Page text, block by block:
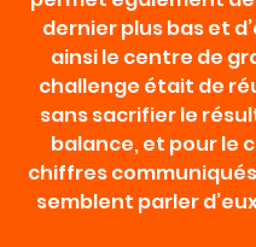
dernier plus bas et
ainsi le centre de
challenge était de
sans sacrifier le
balance, et pour le
chiffres
semblent parler